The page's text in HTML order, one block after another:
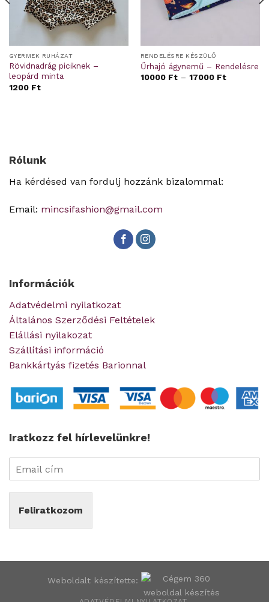
GYERMEK RUHÁZAT
Rövidnadrág piciknek –
leopárd minta
1200 Ft
RENDELÉSRE KÉSZÜLŐ
Űrhajó ágynemű – Rendelésre
10000 Ft– 17000 Ft
Rólunk
Ha kérdésed van fordulj hozzánk bizalommal:
Email: mincsifashion@gmail.com
Információk
Adatvédelmi nyilatkozat
Általános Szerződési Feltételek
Elállási nyilakozat
Szállítási információ
Bankkártyás fizetés Barionnal
Iratkozz fel hírlevelünkre!
Feliratkozom
Weboldalt készítette: